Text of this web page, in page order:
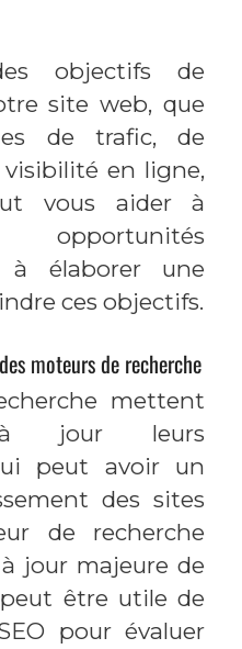
objectifs de
site web, que
de trafic, de
en ligne,
vous aider à
à élaborer une
ces objectifs.
moteurs de recherche
mettent
à jour leurs
peut avoir un
des sites
de recherche
jour majeure de
être utile de
pour évaluer